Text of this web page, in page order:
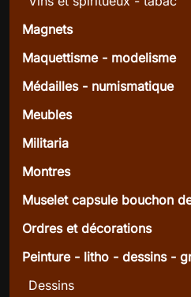
Magnets
Maquettisme - modelisme
Médailles - numismatique
Meubles
Militaria
Montres
Muselet capsule bouchon
Ordres et décorations
Peinture - litho - dessins -
Dessins